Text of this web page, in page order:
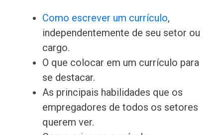
Como escrever um currículo,
independentemente de seu setor ou
cargo.
O que colocar em um currículo para
se destacar.
As principais habilidades que os
empregadores de todos os setores
querem ver.